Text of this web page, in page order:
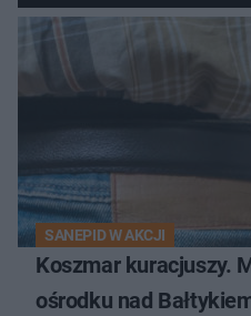
nagranie krąży po
SANEPID W AKCJI
Koszmar kuracjuszy.
ośrodku nad